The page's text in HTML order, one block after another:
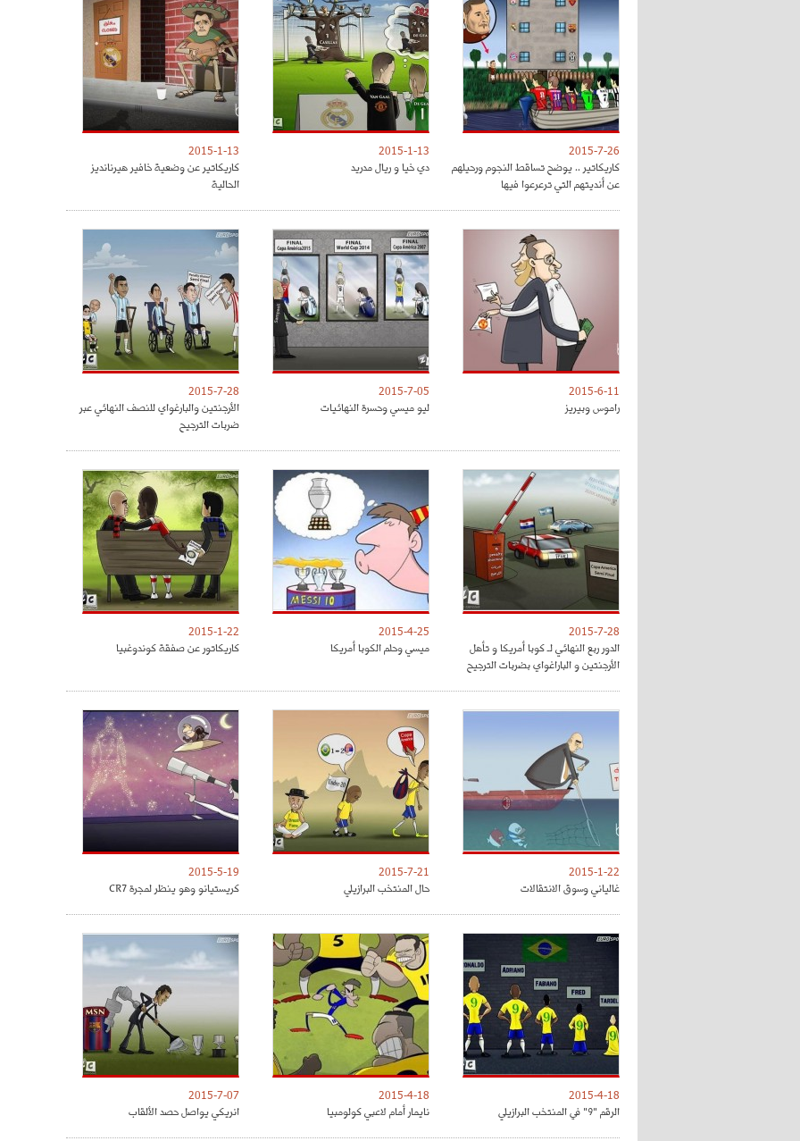
2015-7-26
كاريكاتير .. يوضح تساقط النجوم ورحيلهم
عن أنديتهم التي ترعرعوا فيها
2015-1-13
دي خيا و ريال مدريد
2015-1-13
كاريكاتير عن وضعية خافير هيرنانديز
الحالية
2015-6-11
راموس وبيريز
2015-7-05
ليو ميسي وحسرة النهائيات
2015-7-28
الأرجنتين والبارغواي للنصف النهائي عبر
ضربات الترجيح
2015-7-28
الدور ربع النهائي لـ كوبا أمريكا و تأهل
الأرجنتين و الباراغواي بضربات الترجيح
2015-4-25
ميسي وحلم الكوبا أمريكا
2015-1-22
كاريكاتور عن صفقة كوندوغبيا
2015-1-22
غالياني وسوق الانتقالات
2015-7-21
حال المنتخب البرازيلي
2015-5-19
كريستيانو وهو ينظر لمجرة CR7
2015-4-18
الرقم "9" في المنتخب البرازيلي
2015-4-18
نايمار أمام لاعبي كولومبيا
2015-7-07
انريكي يواصل حصد الألقاب